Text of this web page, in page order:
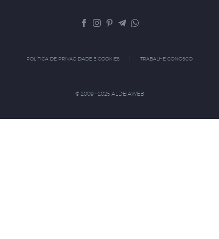
POLÍTICA DE PRIVACIDADE E COOKIES TRABALHE CONOSCO
© 2009—2025 ALDEIAWEB